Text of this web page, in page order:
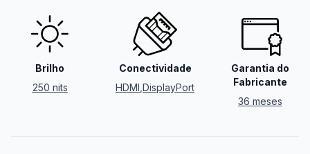
Brilho
250 nits
Conectividade
HDMI DisplayPort
Garantia do
Fabricante
36 meses